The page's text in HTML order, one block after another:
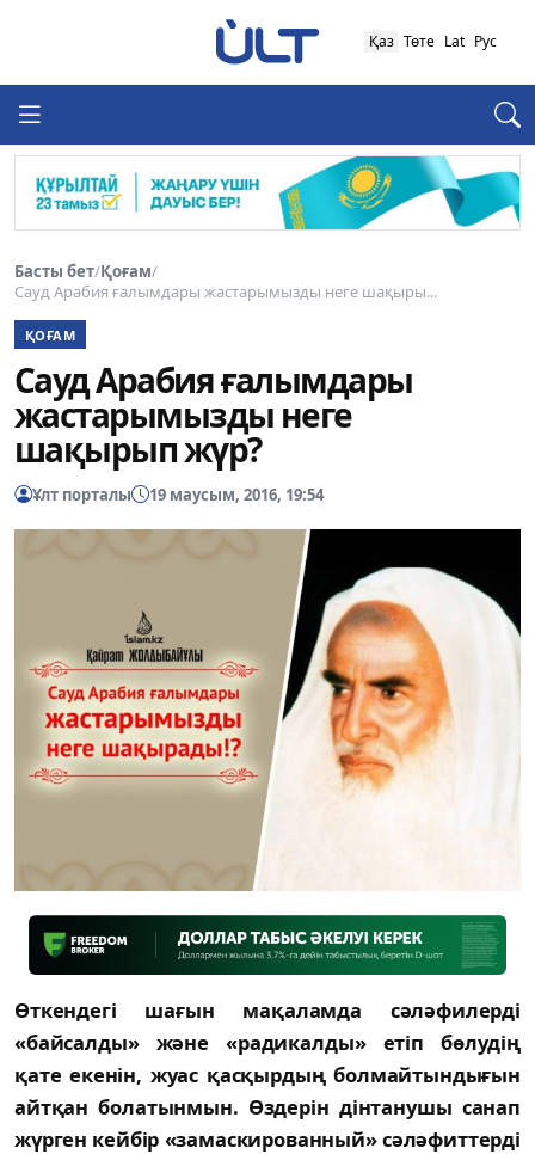
Қаз Төте Lat Рус
Басты бет/Қоғам/
Сауд Арабия ғалымдары жастарымызды неге шақыры...
ҚОҒАМ
Сауд Арабия ғалымдары
жастарымызды неге
шақырып жүр?
Ұлт порталы 19 маусым, 2016, 19:54
Өткендегі шағын мақаламда сәләфилерді
«байсалды» және «радикалды» етіп бөлудің
қате екенін, жуас қасқырдың болмайтындығын
айтқан болатынмын. Өздерін дінтанушы санап
жүрген кейбір «замаскированный» сәләфиттерді